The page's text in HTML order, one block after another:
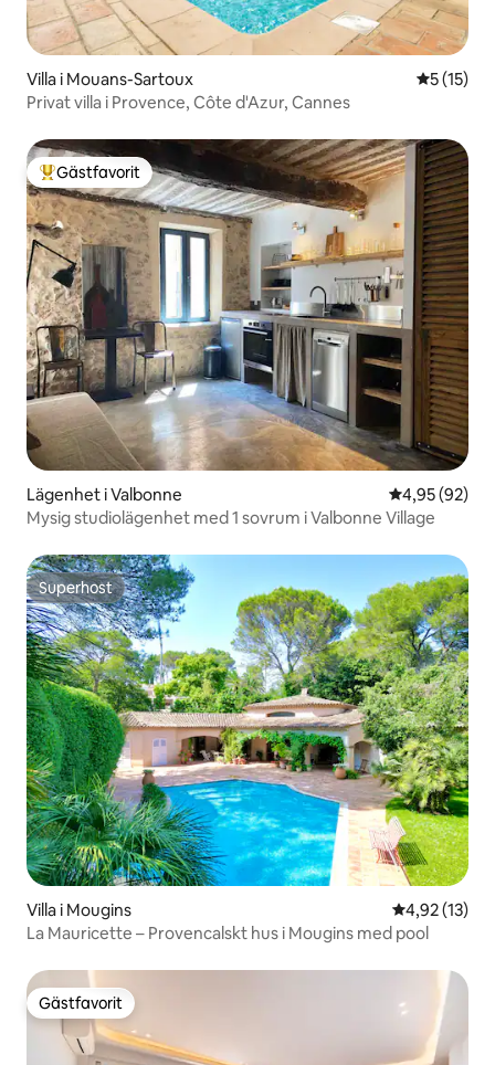
Villa i Mouans-Sartoux 5 av 5 i
5 (15)
Privat villa i Provence, Côte d'Azur, Cannes
Populär gästfavorit
Gästfavorit
Lägenhet i Valbonne 4,95 av 5 i
4,95 (92)
Mysig studiolägenhet med 1 sovrum i Valbonne Village
Superhost
Superhost
Villa i Mougins 4,92 av 5 i
4,92 (13)
La Mauricette – Provencalskt hus i Mougins med pool
Gästfavorit
Gästfavorit